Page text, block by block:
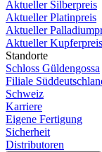
Aktueller Silberpreis
Aktueller Platinpreis
Aktueller
Aktueller Kupferpreis
Standorte
Schloss Güldengossa
Filiale
Schweiz
Karriere
Eigene Fertigung
Sicherheit
Distributoren